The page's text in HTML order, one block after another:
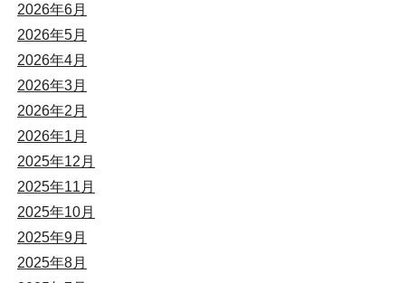
2026年6月
2026年5月
2026年4月
2026年3月
2026年2月
2026年1月
2025年12月
2025年11月
2025年10月
2025年9月
2025年8月